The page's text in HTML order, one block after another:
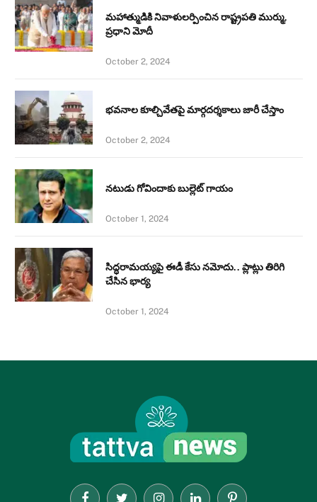
మహాత్ముడికి నివాళులర్పించిన రాష్ట్రపతి ముర్ము,
ప్రధాని మోదీ
October 2, 2024
భవనాల కూల్చివేతపై మార్గదర్శకాలు జారీ చేస్తాం
October 2, 2024
నటుడు గోవిందాకు బుల్లెట్ గాయం
October 1, 2024
సిద్ధరామయ్యపై ఈడీ కేసు నమోదు.. ప్లాట్లు తిరిగి
చేసిన భార్య
October 1, 2024